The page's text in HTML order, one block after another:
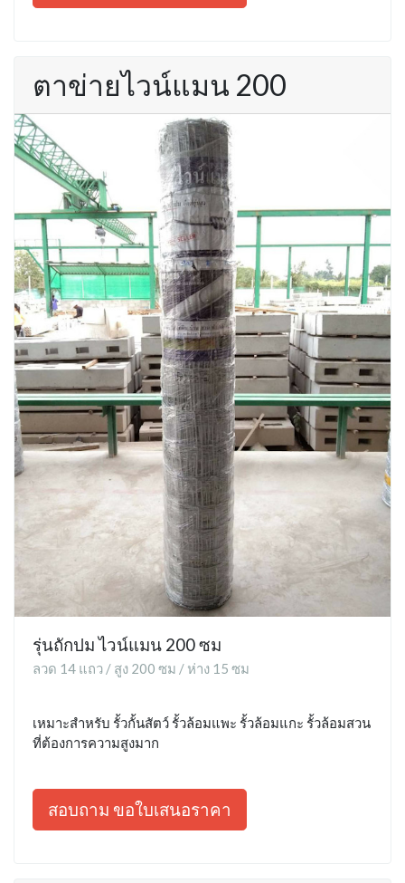
ตาข่ายไวน์แมน 200
รุ่นถักปม ไวน์แมน 200 ซม
ลวด 14 แถว / สูง 200 ซม / ห่าง 15 ซม
เหมาะสำหรับ รั้วกั้นสัตว์ รั้วล้อมแพะ รั้วล้อมแกะ รั้วล้อมสวน
ที่ต้องการความสูงมาก
สอบถาม ขอใบเสนอราคา